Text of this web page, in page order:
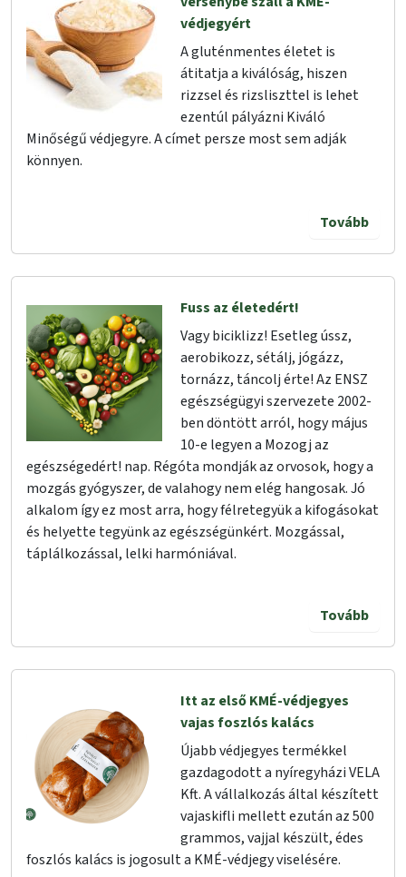
védjegyért
A gluténmentes életet is
átitatja a kiválóság, hiszen
rizzsel és rizsliszttel is lehet
ezentúl pályázni Kiváló
Minőségű védjegyre. A címet persze most sem adják
könnyen.
Tovább
Fuss az életedért!
Vagy biciklizz! Esetleg ússz,
aerobikozz, sétálj, jógázz,
tornázz, táncolj érte! Az ENSZ
egészségügyi szervezete 2002-
ben döntött arról, hogy május
10-e legyen a Mozogj az
egészségedért! nap. Régóta mondják az orvosok, hogy a
mozgás gyógyszer, de valahogy nem elég hangosak. Jó
alkalom így ez most arra, hogy félretegyük a kifogásokat
és helyette tegyünk az egészségünkért. Mozgással,
táplálkozással, lelki harmóniával.
Tovább
Itt az első KMÉ-védjegyes
vajas foszlós kalács
Újabb védjegyes termékkel
gazdagodott a nyíregyházi VELA
Kft. A vállalkozás által készített
vajaskifli mellett ezután az 500
grammos, vajjal készült, édes
foszlós kalács is jogosult a KMÉ-védjegy viselésére.